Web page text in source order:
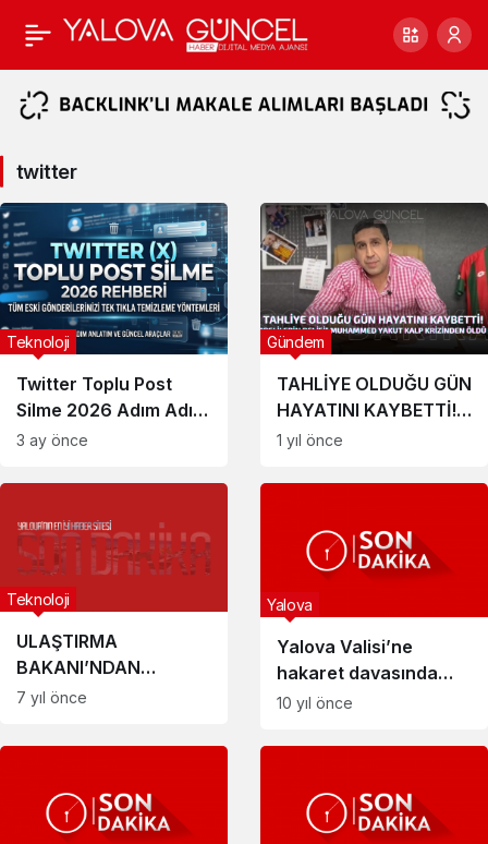
twitter
Haberleri
twitter
Twitter Toplu Post
Silme 2026 Adım Adım
Rehber
Teknoloji
3 ay önce
TAHLİYE OLDUĞU GÜN
HAYATINI KAYBETTİ!
“DELİLERİN DELİSİ”
KALP KRİZİNDEN
Gündem
1 yıl önce
ULAŞTIRMA
BAKANI’NDAN
AÇIKLAMA GELDİ
Teknoloji
7 yıl önce
Yalova Valisi’ne
hakaret davasında
beraat etti
Yalova
10 yıl önce